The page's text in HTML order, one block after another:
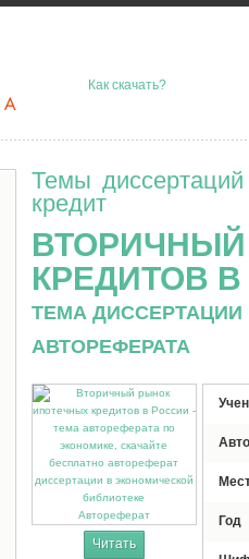
Как скачать?
Темы
кредит
КРЕДИТОВ
ТЕМА
АВТОРЕФЕРАТА
Автореферат
Читать
Год